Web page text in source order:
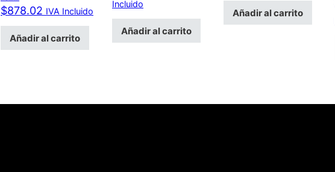
$878.02 IVA Incluido
Añadir al carrito
Incluido
Añadir al carrito
Añadir al carrito